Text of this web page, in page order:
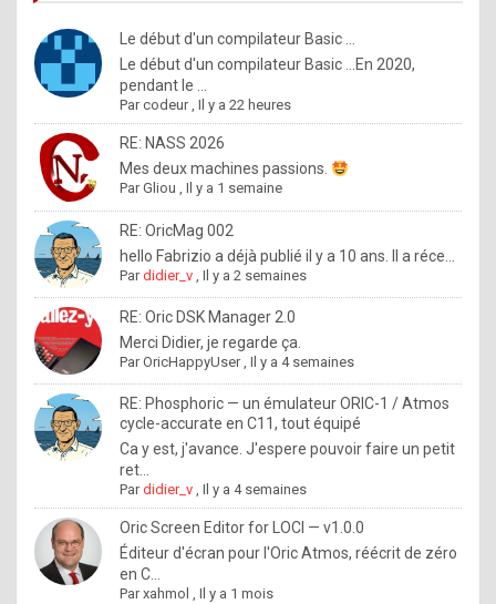
%
m
a
d
b
y
o
l
e
x
.
I
f
y
o
u
w
Le début d'un compilateur Basic ...
Le début d'un compilateur Basic ...En 2020,
pendant le ...
Parcodeur,Il y a 22 heures
RE: NASS 2026
Mes deux machines passions.
ParGliou ,Il y a 1 semaine
RE: OricMag 002
hello Fabrizio a déjà publié il y a 10 ans. Il a réce...
Pardidier_v ,Il y a 2 semaines
RE: Oric DSK Manager 2.0
Merci Didier, je regarde ça.
ParOricHappyUser,Il y a 4 semaines
RE: Phosphoric — un émulateur ORIC-1 / Atmos
cycle-accurate en C11, tout équipé
Ca y est, j'avance. J'espere pouvoir faire un petit
ret...
Pardidier_v ,Il y a 4 semaines
Oric Screen Editor for LOCI — v1.0.0
Éditeur d'écran pour l'Oric Atmos, réécrit de zéro
en C...
Parxahmol ,Il y a 1 mois